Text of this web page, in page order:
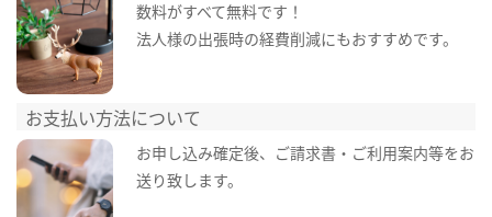
数料がすべて無料です！
法人様の出張時の経費削減にもおすすめです。
お支払い方法について
お申し込み確定後、ご請求書・ご利用案内等をお
送り致します。